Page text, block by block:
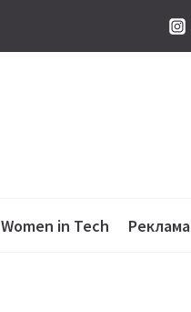
Women in Tech Реклама